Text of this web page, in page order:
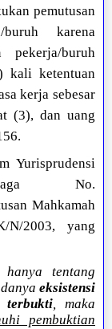
pemutusan
karena
pekerja/buruh
kali ketentuan
kerja sebesar
(3), dan uang
Yurisprudensi
No.
Mahkamah
N/2003, yang
tentang
eksistensi
terbukti, maka
pembuktian